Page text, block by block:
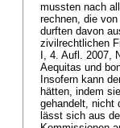
mussten nach
rechnen, die
durften davon
zivilrechtlichen
I, 4. Aufl. 2007,
Aequitas und
Insofern kann
hätten, indem
gehandelt, nicht
lässt sich aus